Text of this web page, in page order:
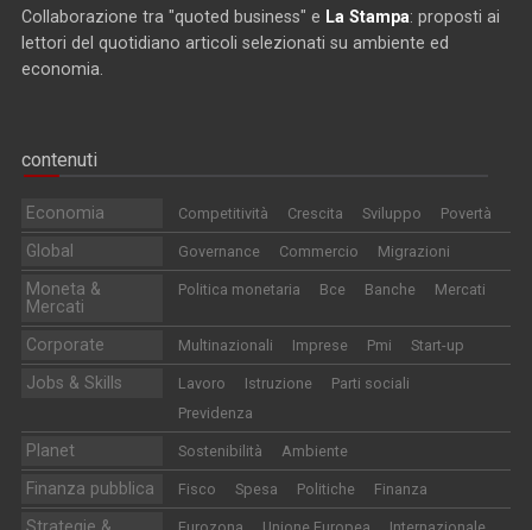
Collaborazione tra "quoted business" e La Stampa: proposti ai
lettori del quotidiano articoli selezionati su ambiente ed
economia.
contenuti
Economia Competitività Crescita Sviluppo Povertà
Global Governance Commercio Migrazioni
Moneta &
Mercati
Politica monetaria Bce Banche Mercati
Corporate Multinazionali Imprese Pmi Start-up
Jobs & Skills Lavoro Istruzione
Parti sociali
Previdenza
Planet Sostenibilità Ambiente
Finanza pubblica Fisco Spesa Politiche Finanza
Strategie &